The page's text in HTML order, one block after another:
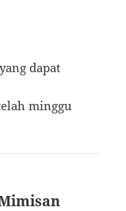
dapat
minggu